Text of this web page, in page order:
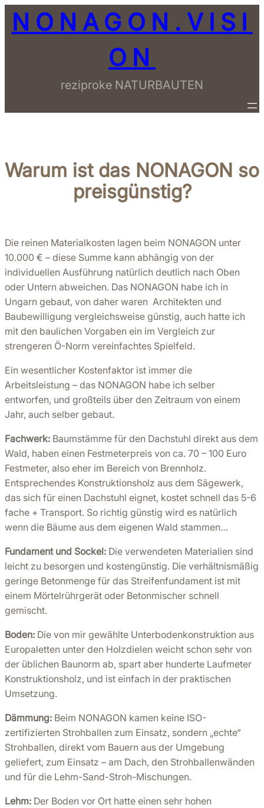
Zum
Inhalt
NONAGON.VISI
ON
reziproke NATURBAUTEN
Warum ist das NONAGON so
preisgünstig?
Die reinen Materialkosten lagen beim NONAGON unter
10.000 € – diese Summe kann abhängig von der
individuellen Ausführung natürlich deutlich nach Oben
oder Untern abweichen. Das NONAGON habe ich in
Ungarn gebaut, von daher waren Architekten und
Baubewilligung vergleichsweise günstig, auch hatte ich
mit den baulichen Vorgaben ein im Vergleich zur
strengeren Ö-Norm vereinfachtes Spielfeld.
Ein wesentlicher Kostenfaktor ist immer die
Arbeitsleistung – das NONAGON habe ich selber
entworfen, und großteils über den Zeitraum von einem
Jahr, auch selber gebaut.
Fachwerk: Baumstämme für den Dachstuhl direkt aus dem
Wald, haben einen Festmeterpreis von ca. 70 – 100 Euro
Festmeter, also eher im Bereich von Brennholz.
Entsprechendes Konstruktionsholz aus dem Sägewerk,
das sich für einen Dachstuhl eignet, kostet schnell das 5-6
fache + Transport. So richtig günstig wird es natürlich
wenn die Bäume aus dem eigenen Wald stammen…
Fundament und Sockel: Die verwendeten Materialien sind
leicht zu besorgen und kostengünstig. Die verhältnismäßig
geringe Betonmenge für das Streifenfundament ist mit
einem Mörtelrührgerät oder Betonmischer schnell
gemischt.
Boden: Die von mir gewählte Unterbodenkonstruktion aus
Europaletten unter den Holzdielen weicht schon sehr von
der üblichen Baunorm ab, spart aber hunderte Laufmeter
Konstruktionsholz, und ist einfach in der praktischen
Umsetzung.
Dämmung: Beim NONAGON kamen keine ISO-
zertifizierten Strohballen zum Einsatz, sondern „echte“
Strohballen, direkt vom Bauern aus der Umgebung
geliefert, zum Einsatz – am Dach, den Strohballenwänden
und für die Lehm-Sand-Stroh-Mischungen.
Lehm: Der Boden vor Ort hatte einen sehr hohen